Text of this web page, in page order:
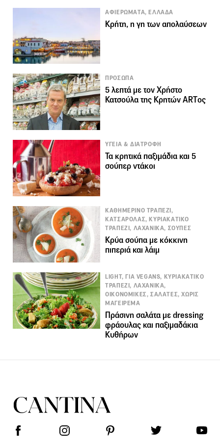
ΑΦΙΕΡΩΜΑΤΑ, ΕΛΛΑΔΑ
Κρήτη, η γη των απολαύσεων
ΠΡΟΣΩΠΑ
5 λεπτά με τον Χρήστο
Κατσούλα της Κρητών ARTος
ΥΓΕΙΑ & ΔΙΑΤΡΟΦΗ
Τα κρητικά παξιμάδια και 5
σούπερ ντάκοι
ΚΑΘΗΜΕΡΙΝΟ ΤΡΑΠΕΖΙ,
ΚΑΤΣΑΡΟΛΑΣ, ΚΥΡΙΑΚΑΤΙΚΟ
ΤΡΑΠΕΖΙ, ΛΑΧΑΝΙΚΑ, ΣΟΥΠΕΣ
Κρύα σούπα με κόκκινη
πιπεριά και λάιμ
LIGHT, ΓΙΑ VEGANS, ΚΥΡΙΑΚΑΤΙΚΟ
ΤΡΑΠΕΖΙ, ΛΑΧΑΝΙΚΑ,
ΟΙΚΟΝΟΜΙΚΕΣ, ΣΑΛΑΤΕΣ, ΧΩΡΙΣ
ΜΑΓΕΙΡΕΜΑ
Πράσινη σαλάτα με dressing
φράουλας και παξιμαδάκια
Κυθήρων